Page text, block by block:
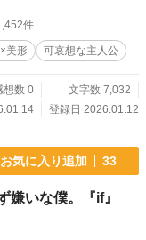
ある出来事で全ての真相
恨むようになる。 そん
×不憫で心的障害を持つ美
・軍隊・歴史的状況を連想
の立場や行為を肯定・正当
現されています。 その他
を登場する人物が行うこと
いします。 ※が1個
ーン(キスや軽い性表現)
件
美形 可哀想な主人公
想数 0
文字数 7,032
登録日 2026.01.12
お気に入り追加 33
嫌いな僕。『if』